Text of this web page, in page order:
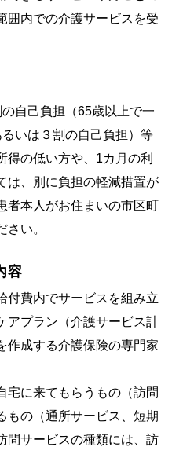
囲内での介護サービスを受
自己負担（65歳以上で一
いは３割の自己負担）等
得の低い方や、1カ月の利
は、別に負担の軽減措置が
者本人がお住まいの市区町
い。
容
付費内でサービスを組み立
アプラン（介護サービス計
作成する介護保険の専門家
宅に来てもらうもの（訪問
もの（通所サービス、短期
問サービスの種類には、訪